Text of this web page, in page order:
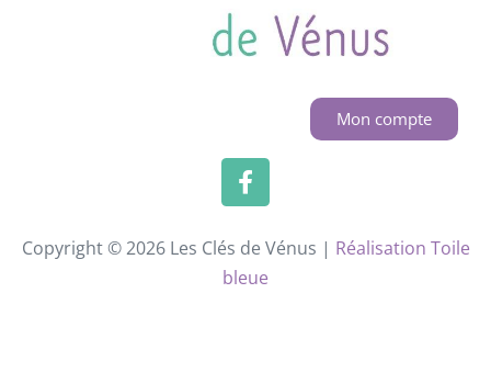
Mon compte
Copyright © 2026 Les Clés de Vénus | Réalisation Toile
bleue